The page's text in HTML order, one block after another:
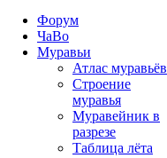
Форум
ЧаВо
Муравьи
Атлас муравьёв
Строение
муравья
Муравейник в
разрезе
Таблица лёта